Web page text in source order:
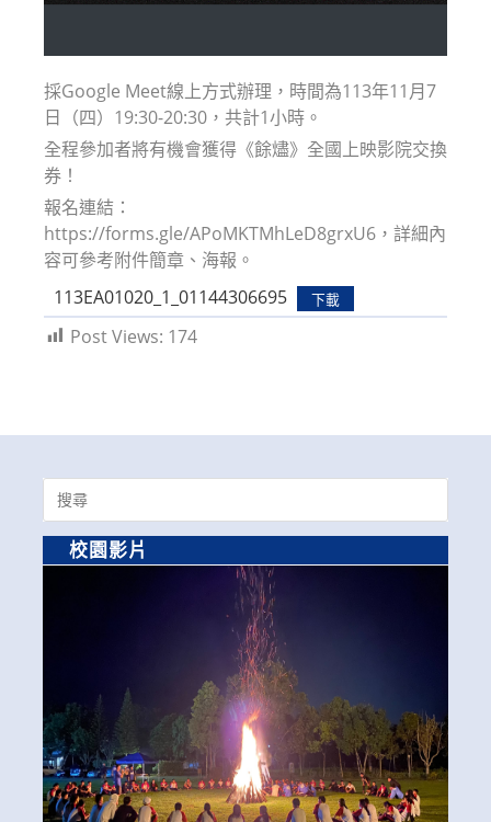
採Google Meet線上方式辦理，時間為113年11月7
日（四）19:30-20:30，共計1小時。
全程參加者將有機會獲得《餘燼》全國上映影院交換
券！
報名連結：
https://forms.gle/APoMKTMhLeD8grxU6，詳細內
容可參考附件簡章、海報。
113EA01020_1_01144306695
下載
Post Views: 174
Search
for:
校園影片